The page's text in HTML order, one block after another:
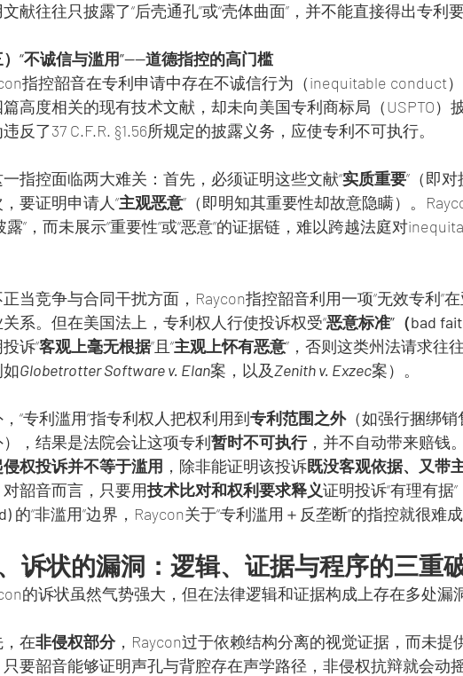
献往往只披露了“后壳通孔”或“壳体曲面”，并不能直接得出专利
）“不诚信与滥用”——道德指控的高门槛
指控韶音在专利申请中存在不诚信行为（inequitable conduct
篇高度相关的现有技术文献，却未向美国专利商标局（USPTO）
反了37 C.F.R. §1.56所规定的披露义务，应使专利不可执行。
指控面临两大难关：首先，必须证明这些文献“实质重要”（即
要证明申请人“主观恶意”（即明知其重要性却故意隐瞒）。
露”，而未展示“重要性”或“恶意”的证据链，难以跨越法庭对
当竞争与合同干扰方面，Raycon指控韶音利用一项“无效专利”
系。但在美国法上，专利权人行使投诉权受“恶意标准”（bad
诉“客观上毫无根据”且“主观上怀有恶意”，否则这类州法请求往
如Globetrotter Software v. Elan案，以及Zenith v. Exzec案）。
“专利滥用”指专利权人把权利用到专利范围之外（如强行捆绑
，结果是法院会让这项专利暂时不可执行，并不自动带来赔钱
权投诉并不等于滥用 ，除非能证明该投诉既没客观依据、又带
韶音而言，只要用技术比对和权利要求释义证明投诉“有理有据
的“非滥用”边界，Raycon关于“专利滥用＋反垄断”的指控就很难成
诉状的漏洞：逻辑、证据与程序的三重
的诉状虽然气势强大，但在法律逻辑和证据构成上存在多处漏
在非侵权部分，Raycon过于依赖结构分离的视觉证据，而未提
要韶音能够证明声孔与背腔存在声学路径，非侵权抗辩就会动摇